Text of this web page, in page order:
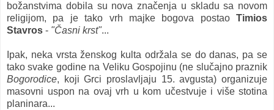
božanstvima dobila su nova značenja u skladu sa novom
religijom, pa je tako vrh majke bogova postao Timios
Stavros - "Časni krst"...
Ipak, neka vrsta ženskog kulta održala se do danas, pa se
tako svake godine na Veliku Gospojinu (ne slučajno praznik
Bogorodice, koji Grci proslavljaju 15. avgusta) organizuje
masovni uspon na ovaj vrh u kom učestvuje i više stotina
planinara...